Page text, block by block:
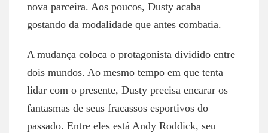
nova parceira. Aos poucos, Dusty acaba
gostando da modalidade que antes combatia.
A mudança coloca o protagonista dividido entre
dois mundos. Ao mesmo tempo em que tenta
lidar com o presente, Dusty precisa encarar os
fantasmas de seus fracassos esportivos do
passado. Entre eles está Andy Roddick, seu